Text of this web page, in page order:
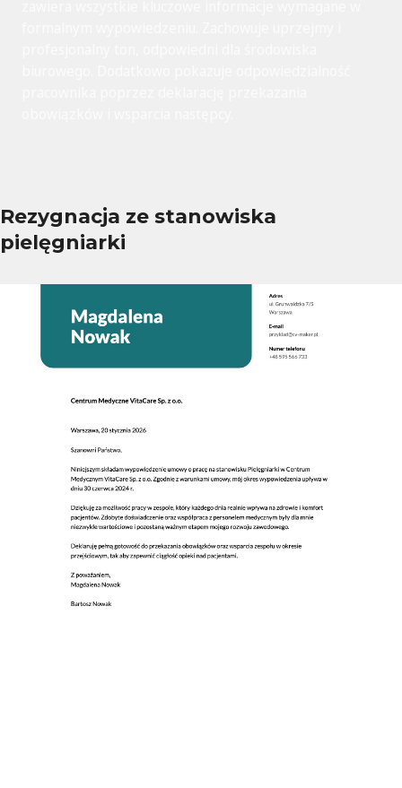
Rezygnacja ze stanowiska
pielęgniarki